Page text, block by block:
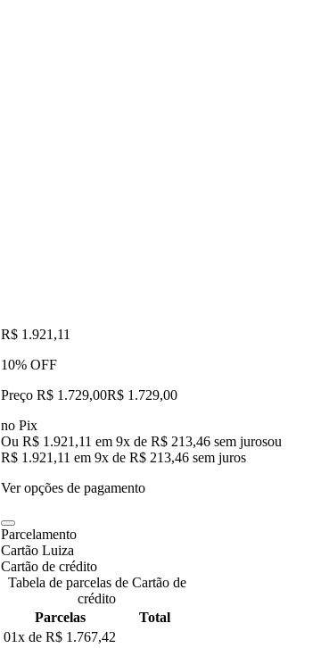
R$ 1.921,11
10% OFF
Preço R$ 1.729,00R$ 1.729,00
no Pix
Ou R$ 1.921,11 em 9x de R$ 213,46 sem jurosou
R$ 1.921,11 em 9x de R$ 213,46 sem juros
Ver opções de pagamento
Parcelamento
Cartão Luiza
Cartão de crédito
Tabela de parcelas de Cartão de
crédito
Parcelas
Total
01x de R$ 1.767,42